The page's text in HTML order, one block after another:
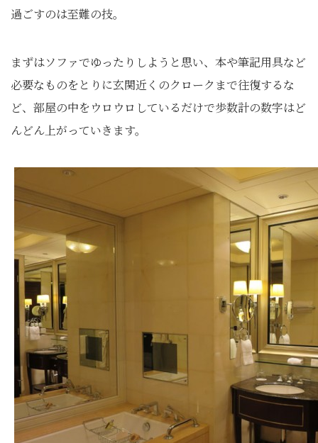
過ごすのは至難の技。
まずはソファでゆったりしようと思い、本や筆記用具など
必要なものをとりに玄関近くのクロークまで往復するな
ど、部屋の中をウロウロしているだけで歩数計の数字はど
んどん上がっていきます。